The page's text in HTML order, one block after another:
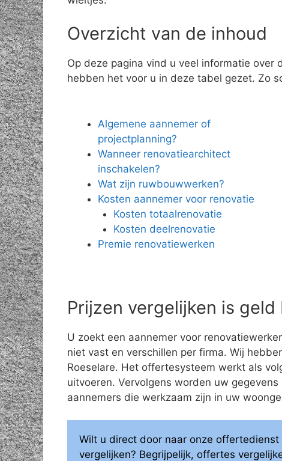
Overzicht van de inhoud
Op deze pagina vind u veel informatie over
hebben het voor u in deze tabel gezet. Zo
Algemene aannemer of
projectplanning?
Wanneer renovatiearchitect
inschakelen?
Wat zijn ruwbouwwerken?
Kosten aannemer voor renovatie
Kosten totaalrenovatie
Kosten deelrenovatie
Premie renovatiewerken
Prijzen vergelijken is geld
U zoekt een aannemer voor
niet vast en verschillen per firma. Wij
Roeselare. Het offertesysteem werkt als
uitvoeren. Vervolgens worden uw
aannemers die werkzaam zijn in uw
Wilt u direct door naar onze
vergelijken? Begrijpelijk, offertes